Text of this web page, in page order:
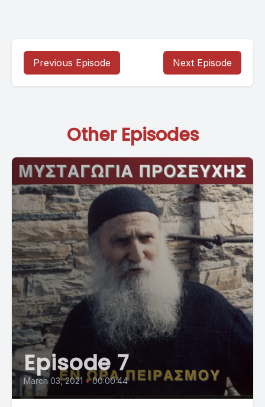
Previous Episode Next Episode
Other Episodes
Episode 7
March 03, 2021 • 00:00:44